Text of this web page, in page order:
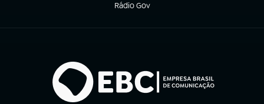
Rádio Gov
(abre em nova aba)